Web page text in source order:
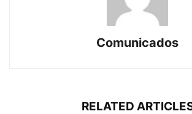
Comunicados
RELATED